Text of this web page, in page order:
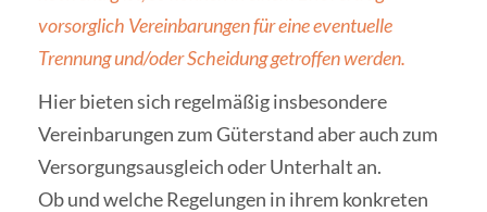
vorsorglich Vereinbarungen für eine eventuelle
Trennung und/oder Scheidung getroffen werden.
Hier bieten sich regelmäßig insbesondere
Vereinbarungen zum Güterstand aber auch zum
Versorgungsausgleich oder Unterhalt an.
Ob und welche Regelungen in ihrem konkreten